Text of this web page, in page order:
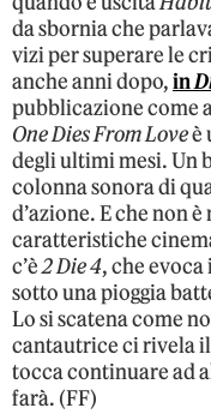
da sbornia che
vizi per superare le
anche anni dopo,in
pubblicazione come
One Dies From Loveè
degli ultimi mesi. Un
colonna sonora di
d’azione. E che non
caratteristiche
c’è2 Die 4, che
sotto una pioggia
Lo si scatena come
cantautrice ci rivela
tocca continuare ad
farà. (FF)